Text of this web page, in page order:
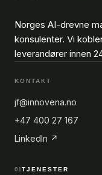
Norges AI-drevne
konsulenter. Vi
leverandører innen
KONTAKT
jf@innovena.no
+47 400 27 167
LinkedIn ↗
01TJENESTER